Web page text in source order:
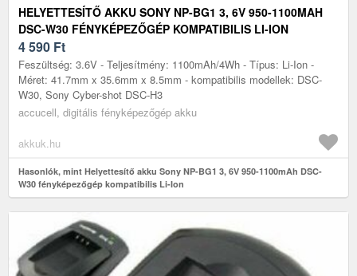
HELYETTESÍTŐ AKKU SONY NP-BG1 3, 6V 950-1100MAH
DSC-W30 FÉNYKÉPEZŐGÉP KOMPATIBILIS LI-ION
4 590 Ft
Feszültség: 3.6V - Teljesítmény: 1100mAh/4Wh - Típus: Li-Ion -
Méret: 41.7mm x 35.6mm x 8.5mm - kompatibilis modellek: DSC-
W30, Sony Cyber-shot DSC-H3
accucell, digitális fényképezőgép akku
akkuk.hu
Hasonlók, mint Helyettesítő akku Sony NP-BG1 3, 6V 950-1100mAh DSC-
W30 fényképezőgép kompatibilis Li-Ion